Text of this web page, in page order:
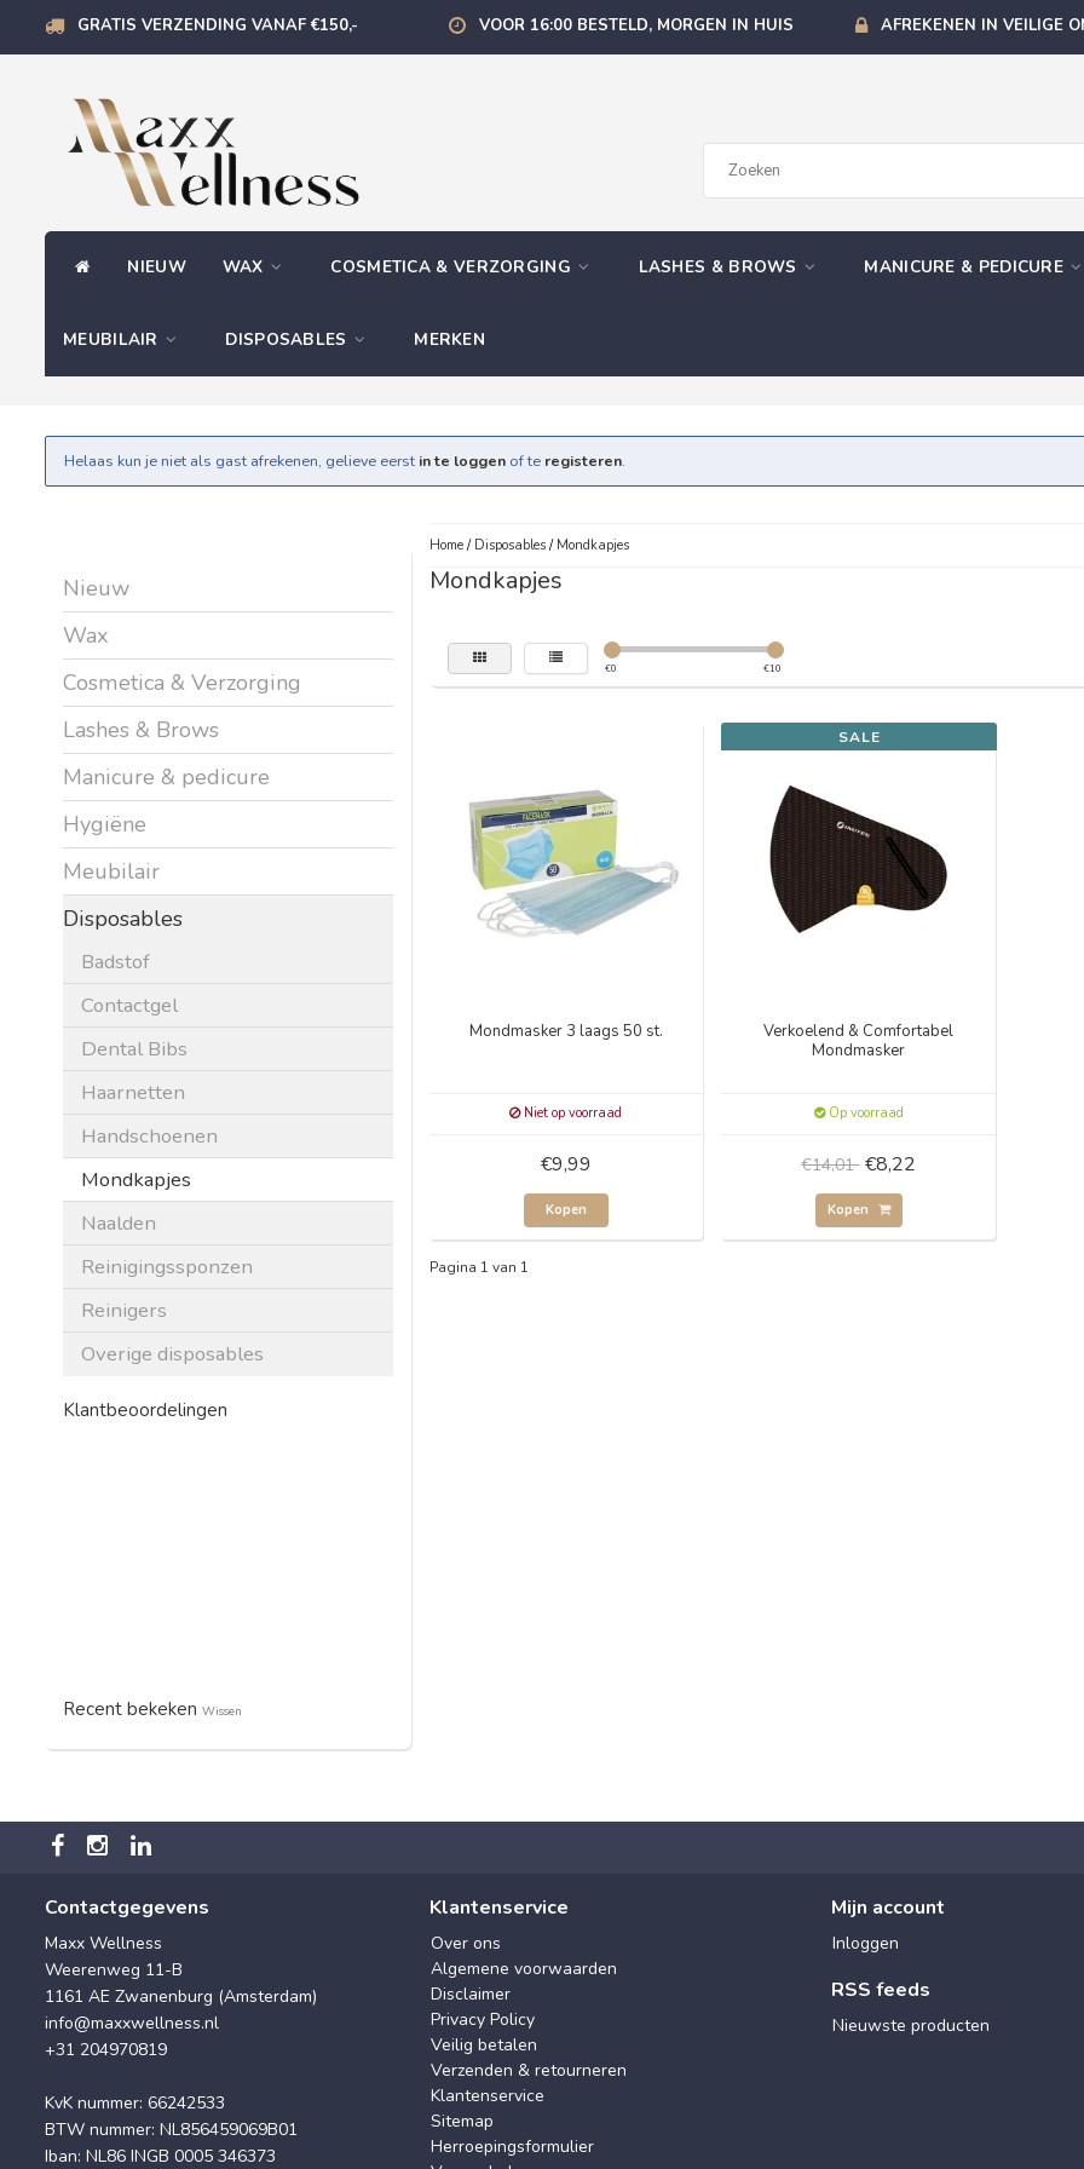
GRATIS VERZENDING VANAF €150,- VOOR 16:00 BESTELD, MORGEN IN HUIS AFREKENEN IN VEILIGE
NIEUW WAX COSMETICA & VERZORGING LASHES & BROWS MANICURE & PEDICURE
MEUBILAIR DISPOSABLES MERKEN
Helaas kun je niet als gast afrekenen, gelieve eerst in te loggen of te registeren.
Nieuw
Wax
Cosmetica & Verzorging
Lashes & Brows
Manicure & pedicure
Hygiëne
Meubilair
Disposables
Badstof
Contactgel
Dental Bibs
Haarnetten
Handschoenen
Mondkapjes
Naalden
Reinigingssponzen
Reinigers
Overige disposables
Klantbeoordelingen
Recent bekeken Wissen
Home/ Disposables/ Mondkapjes
Mondkapjes
€0 €10
Mondmasker 3 laags 50 st.
Niet op voorraad
€9,99
Kopen
SALE
Verkoelend & Comfortabel
Mondmasker
Op voorraad
€14,01 €8,22
Kopen
Pagina 1 van 1
Contactgegevens
Maxx Wellness
Weerenweg 11-B
1161 AE Zwanenburg (Amsterdam)
info@maxxwellness.nl
+31 204970819
KvK nummer: 66242533
BTW nummer: NL856459069B01
Iban: NL86 INGB 0005 346373
Klantenservice
Over ons
Algemene voorwaarden
Disclaimer
Privacy Policy
Veilig betalen
Verzenden & retourneren
Klantenservice
Sitemap
Herroepingsformulier
Mijn account
Inloggen
RSS feeds
Nieuwste producten